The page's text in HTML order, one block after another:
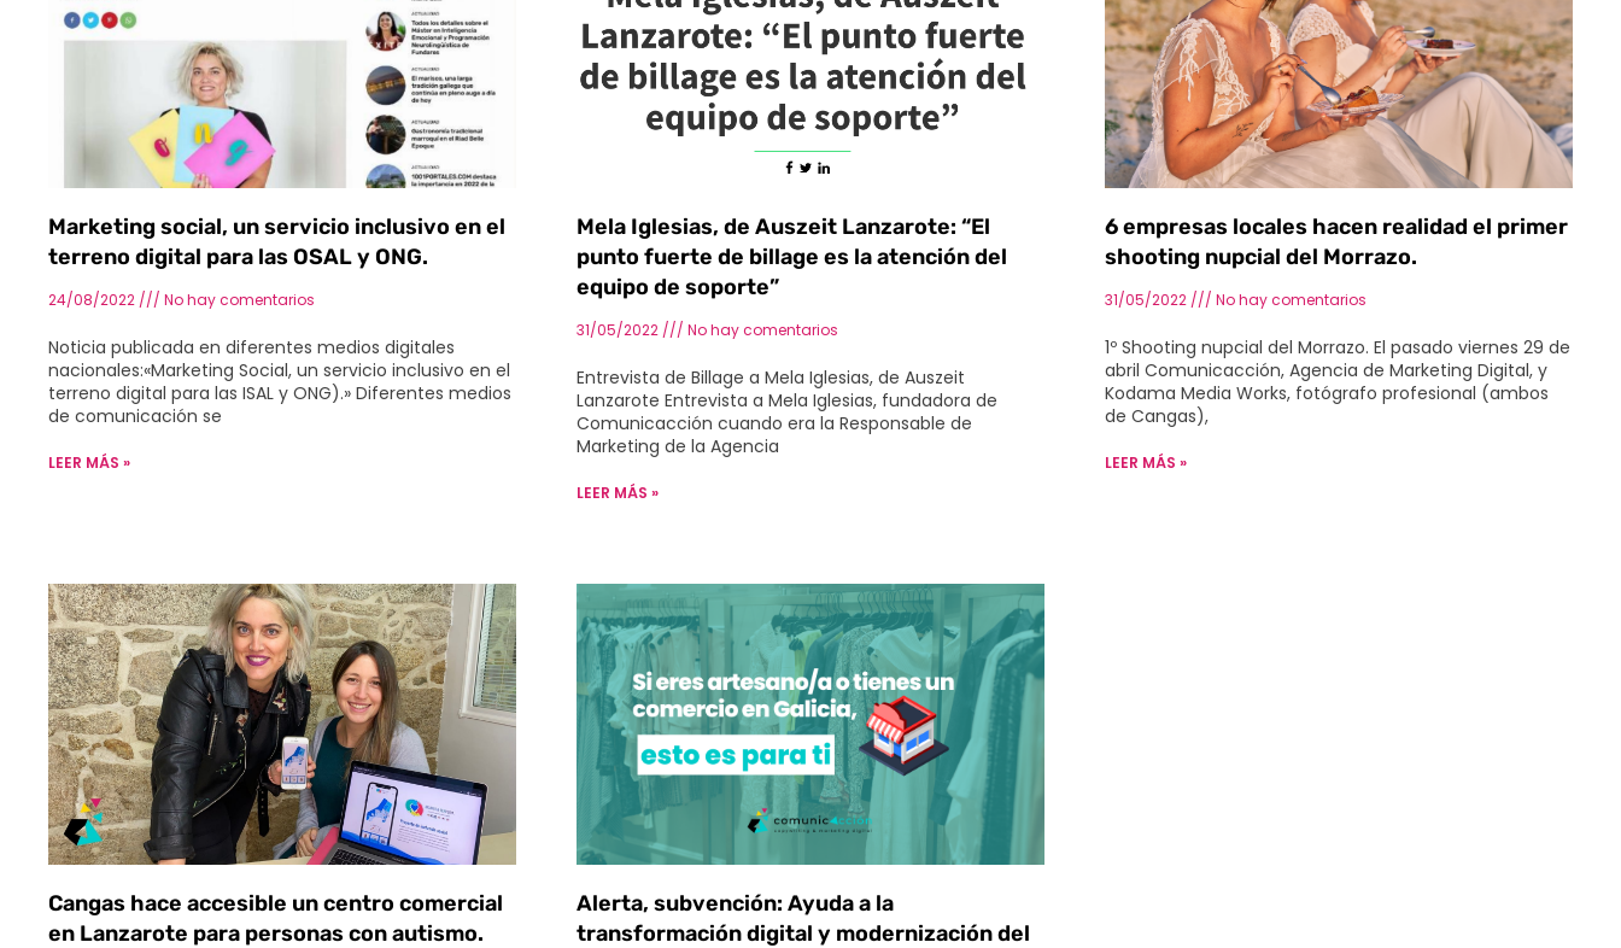
Marketing social, un servicio inclusivo en el
terreno digital para las OSAL y ONG.
24/08/2022 No hay comentarios
Noticia publicada en diferentes medios digitales
nacionales:«Marketing Social, un servicio inclusivo en el
terreno digital para las ISAL y ONG).» Diferentes medios
de comunicación se
LEER MÁS »
Mela Iglesias, de Auszeit Lanzarote: “El
punto fuerte de billage es la atención del
equipo de soporte”
31/05/2022 No hay comentarios
Entrevista de Billage a Mela Iglesias, de Auszeit
Lanzarote Entrevista a Mela Iglesias, fundadora de
Comunicacción cuando era la Responsable de
Marketing de la Agencia
LEER MÁS »
6 empresas locales hacen realidad el primer
shooting nupcial del Morrazo.
31/05/2022 No hay comentarios
1º Shooting nupcial del Morrazo. El pasado viernes 29 de
abril Comunicacción, Agencia de Marketing Digital, y
Kodama Media Works, fotógrafo profesional (ambos
de Cangas),
LEER MÁS »
Cangas hace accesible un centro comercial
en Lanzarote para personas con autismo.
Alerta, subvención: Ayuda a la
transformación digital y modernización del